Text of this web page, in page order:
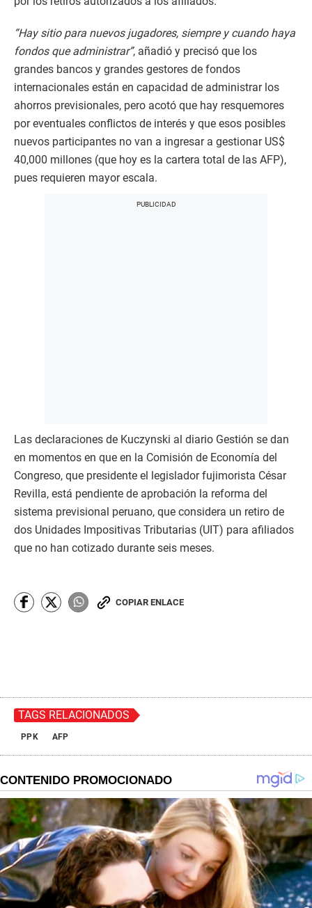
“Hay sitio para nuevos jugadores, siempre y cuando haya
fondos que administrar”, añadió y precisó que los
grandes bancos y grandes gestores de fondos
internacionales están en capacidad de administrar los
ahorros previsionales, pero acotó que hay resquemores
por eventuales conflictos de interés y que esos posibles
nuevos participantes no van a ingresar a gestionar US$
40,000 millones (que hoy es la cartera total de las AFP),
pues requieren mayor escala.
Las declaraciones de Kuczynski al diario Gestión se dan
en momentos en que en la Comisión de Economía del
Congreso, que presidente el legislador fujimorista César
Revilla, está pendiente de aprobación la reforma del
sistema previsional peruano, que considera un retiro de
dos Unidades Impositivas Tributarias (UIT) para afiliados
que no han cotizado durante seis meses.
COPIAR ENLACE
TAGS RELACIONADOS
PPK AFP